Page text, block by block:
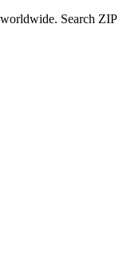
Search ZIP